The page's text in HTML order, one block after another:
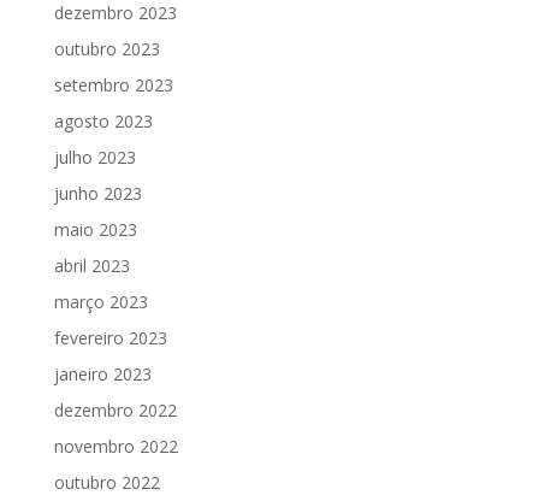
dezembro 2023
outubro 2023
setembro 2023
agosto 2023
julho 2023
junho 2023
maio 2023
abril 2023
março 2023
fevereiro 2023
janeiro 2023
dezembro 2022
novembro 2022
outubro 2022